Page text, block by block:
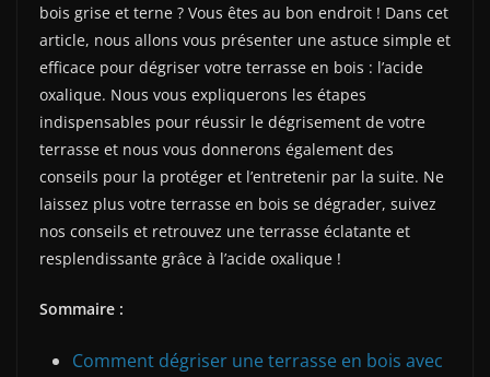
bois grise et terne ? Vous êtes au bon endroit ! Dans cet
article, nous allons vous présenter une astuce simple et
efficace pour dégriser votre terrasse en bois : l’acide
oxalique. Nous vous expliquerons les étapes
indispensables pour réussir le dégrisement de votre
terrasse et nous vous donnerons également des
conseils pour la protéger et l’entretenir par la suite. Ne
laissez plus votre terrasse en bois se dégrader, suivez
nos conseils et retrouvez une terrasse éclatante et
resplendissante grâce à l’acide oxalique !
Sommaire :
Comment dégriser une terrasse en bois avec